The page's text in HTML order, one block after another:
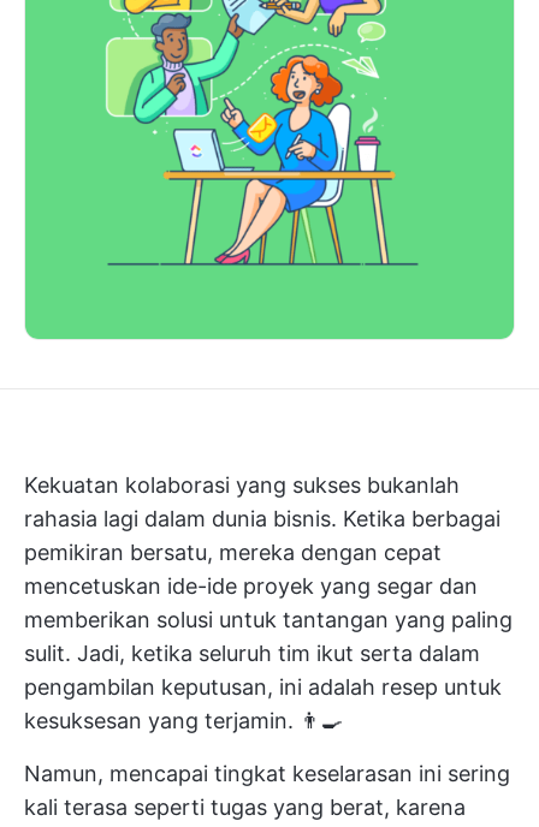
Kekuatan kolaborasi yang sukses bukanlah
rahasia lagi dalam dunia bisnis. Ketika berbagai
pemikiran bersatu, mereka dengan cepat
mencetuskan ide-ide proyek yang segar dan
memberikan solusi untuk tantangan yang paling
sulit. Jadi, ketika seluruh tim ikut serta dalam
pengambilan keputusan, ini adalah resep untuk
kesuksesan yang terjamin. 👨‍🍳
Namun, mencapai tingkat keselarasan ini sering
kali terasa seperti tugas yang berat, karena